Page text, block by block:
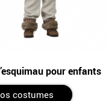
pour enfants
costumes